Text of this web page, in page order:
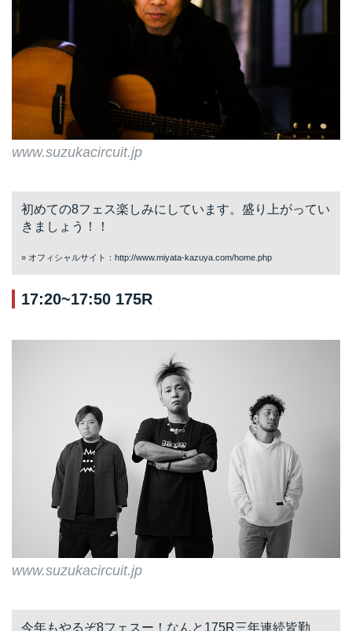
www.suzukacircuit.jp
初めての8フェス楽しみにしています。盛り上がってい
きましょう！！
» オフィシャルサイト： http://www.miyata-kazuya.com/home.php
17:20~17:50 175R
www.suzukacircuit.jp
今年もやるぞ8フェスー！なんと175R三年連続皆勤